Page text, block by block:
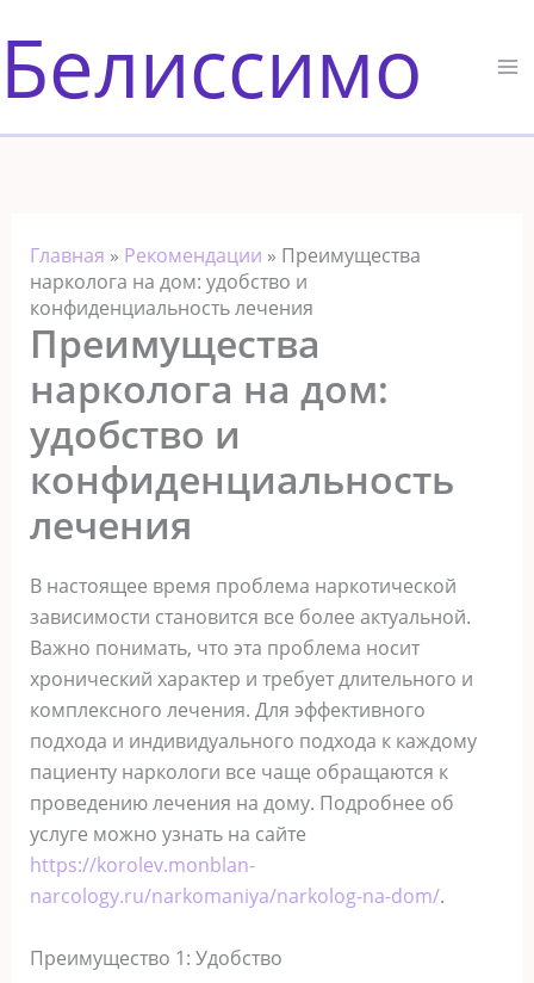
к
содержимому
Белиссимо
Главная » Рекомендации » Преимущества
нарколога на дом: удобство и
конфиденциальность лечения
Преимущества
нарколога на дом:
удобство и
конфиденциальность
лечения
В настоящее время проблема наркотической
зависимости становится все более актуальной.
Важно понимать, что эта проблема носит
хронический характер и требует длительного и
комплексного лечения. Для эффективного
подхода и индивидуального подхода к каждому
пациенту наркологи все чаще обращаются к
проведению лечения на дому. Подробнее об
услуге можно узнать на сайте
https://korolev.monblan-
narcology.ru/narkomaniya/narkolog-na-dom/.
Преимущество 1: Удобство